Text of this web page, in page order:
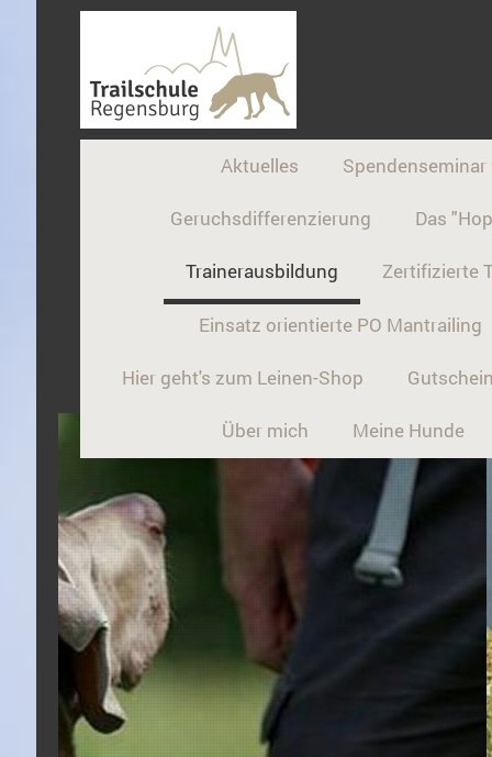
Aktuelles
Geruchsdifferenzierung Das
Trainerausbildung Zertifizierte
Einsatz orientierte PO Mantrailing
Hier geht's zum Leinen-Shop
Über mich Meine Hunde